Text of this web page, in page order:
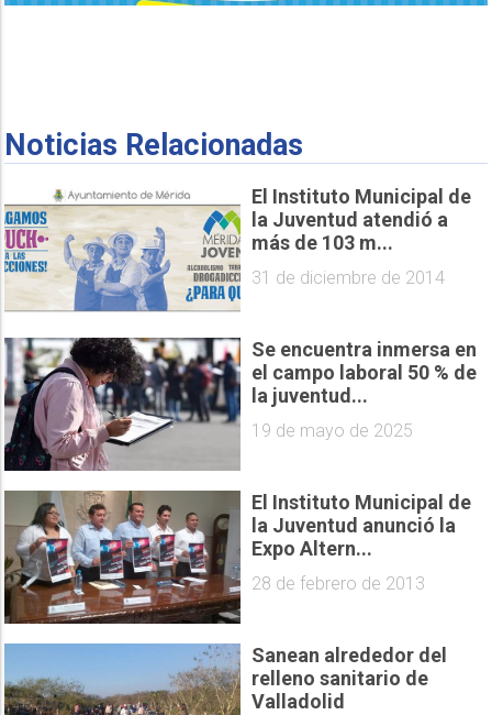
Noticias Relacionadas
El Instituto Municipal de
la Juventud atendió a
más de 103 m...
31 de diciembre de 2014
Se encuentra inmersa en
el campo laboral 50 % de
la juventud...
19 de mayo de 2025
El Instituto Municipal de
la Juventud anunció la
Expo Altern...
28 de febrero de 2013
Sanean alrededor del
relleno sanitario de
Valladolid